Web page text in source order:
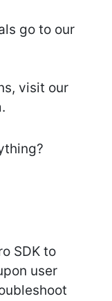
go to our
visit our
SDK to
user